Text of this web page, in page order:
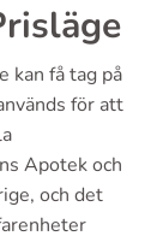
kan få tag på
för att
Apotek och
och det